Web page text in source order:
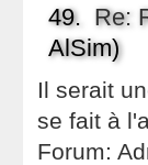
49. Re:
AlSim)
Il serait
se fait à
Forum: